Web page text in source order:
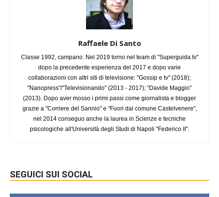
Raffaele Di Santo
Classe 1992, campano. Nel 2019 torno nel team di "Superguida tv"
dopo la precedente esperienza del 2017 e dopo varie
collaborazioni con altri siti di televisione: "Gossip e tv" (2018);
"Nanopress"/"Televisionando" (2013 - 2017); "Davide Maggio"
(2013). Dopo aver mosso i primi passi come giornalista e blogger
grazie a "Corriere del Sannio" e "Fuori dal comune Castelvenere",
nel 2014 conseguo anche la laurea in Scienze e tecniche
psicologiche all'Università degli Studi di Napoli "Federico II".
SEGUICI SUI SOCIAL